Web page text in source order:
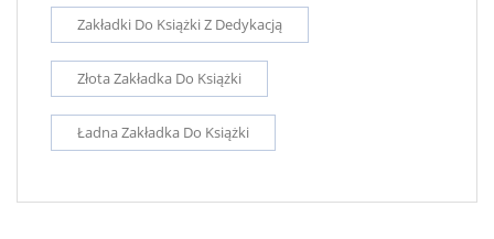
Zakładki Do Książki Z Dedykacją
Złota Zakładka Do Książki
Ładna Zakładka Do Książki